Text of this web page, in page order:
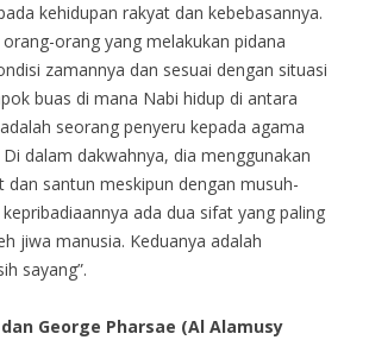
kehidupan rakyat dan kebebasannya.
orang yang melakukan pidana
zamannya dan sesuai dengan situasi
buas di mana Nabi hidup di antara
seorang penyeru kepada agama
Di dalam dakwahnya, dia menggunakan
dan santun meskipun dengan musuh-
ada dua sifat yang paling
jiwa manusia. Keduanya adalah
sayang”.
George Pharsae (Al Alamusy